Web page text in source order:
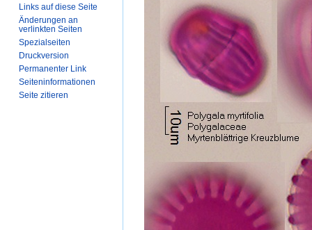
Links auf diese Seite
Änderungen an
verlinkten Seiten
Spezialseiten
Druckversion
Permanenter Link
Seiten­­informationen
Seite zitieren